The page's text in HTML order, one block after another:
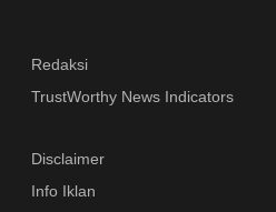
Redaksi
TrustWorthy News Indicators
Disclaimer
Info Iklan